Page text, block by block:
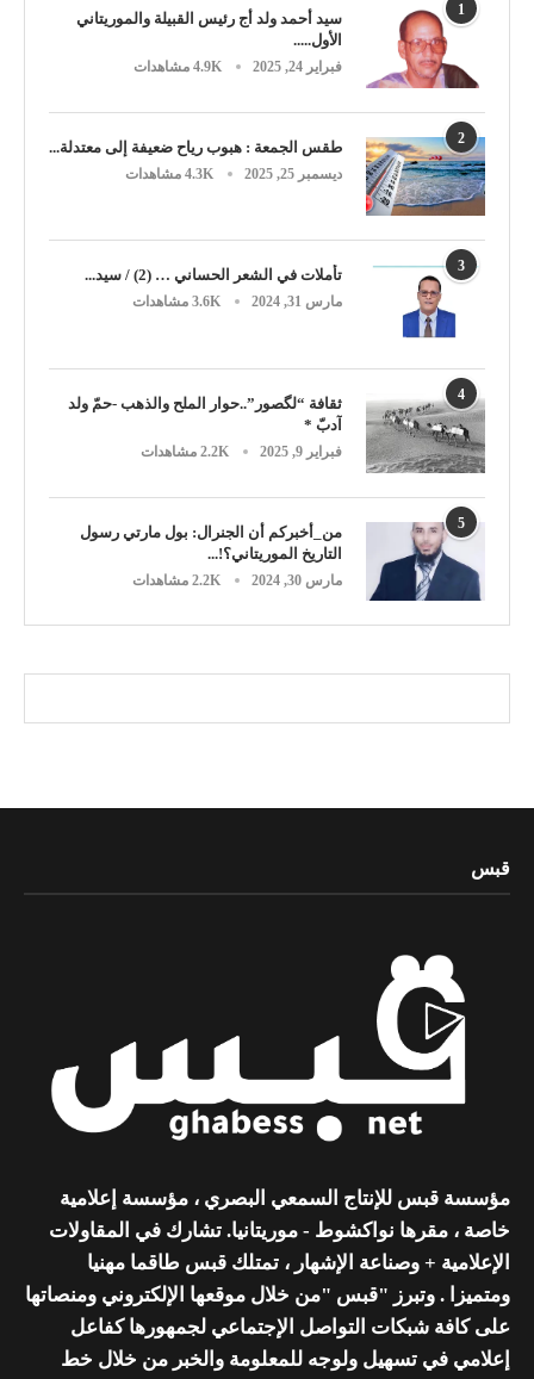
1
سيد أحمد ولد أج رئيس القبيلة والموريتاني
الأول.....
فبراير 24, 2025 4.9K مشاهدات
2 طقس الجمعة : هبوب رياح ضعيفة إلى معتدلة...
ديسمبر 25, 2025 4.3K مشاهدات
3 تأملات في الشعر الحساني … (2) / سيد...
مارس 31, 2024 3.6K مشاهدات
4
ثقافة “لگصور”..حوار الملح والذهب -حمّ ولد
آدبّ *
فبراير 9, 2025 2.2K مشاهدات
5
من_أخبركم أن الجنرال: بول مارتي رسول
التاريخ الموريتاني؟!...
مارس 30, 2024 2.2K مشاهدات
قبس
مؤسسة قبس للإنتاج السمعي البصري ، مؤسسة إعلامية
خاصة ، مقرها نواكشوط - موريتانيا. تشارك في المقاولات
الإعلامية + وصناعة الإشهار ، تمتلك قبس طاقما مهنيا
ومتميزا . وتبرز "قبس "من خلال موقعها الإلكتروني ومنصاتها
على كافة شبكات التواصل الإجتماعي لجمهورها كفاعل
إعلامي في تسهيل ولوجه للمعلومة والخبر من خلال خط